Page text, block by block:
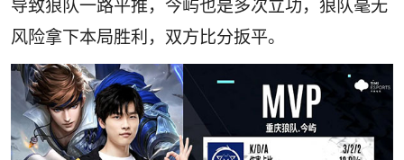
导致狼队一路平推，今屿也是多次立功，狼队毫无
风险拿下本局胜利，双方比分扳平。